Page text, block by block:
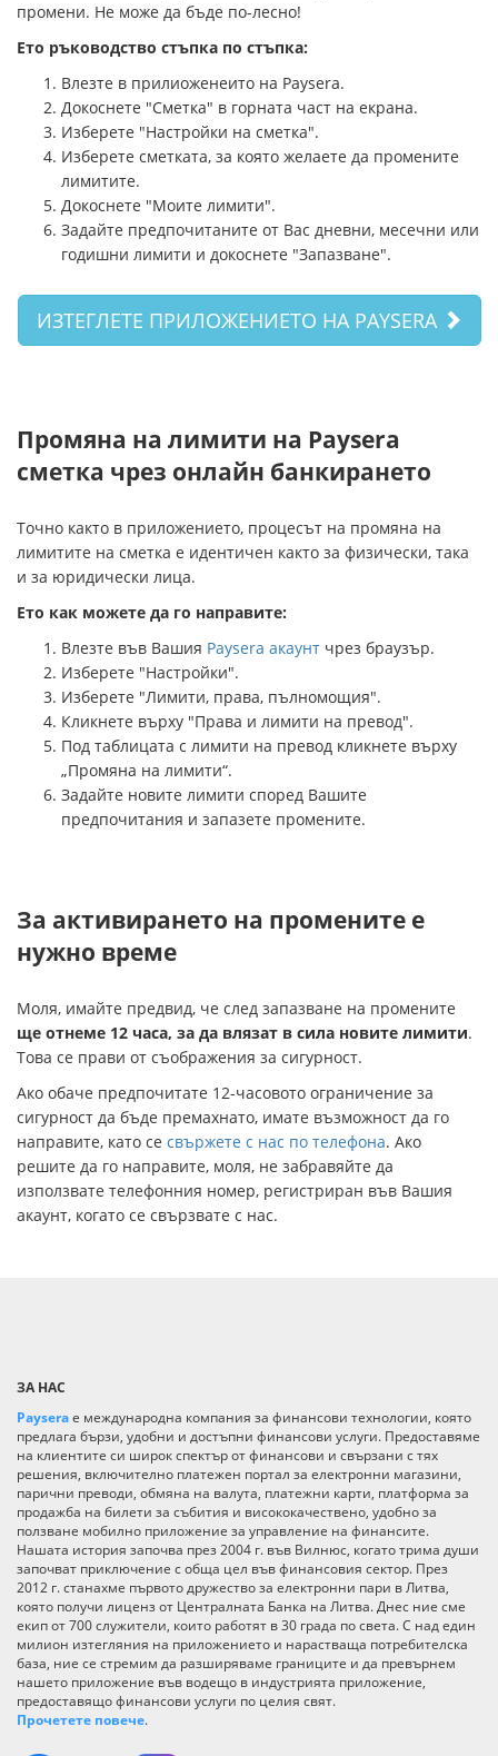
промени. Не може да бъде по-лесно!
Ето ръководство стъпка по стъпка:
Влезте в прилиоженеито на Paysera.
Докоснете "Сметка" в горната част на екрана.
Изберете "Настройки на сметка".
Изберете сметката, за която желаете да промените
лимитите.
Докоснете "Моите лимити".
Задайте предпочитаните от Вас дневни, месечни или
годишни лимити и докоснете "Запазване".
ИЗТЕГЛЕТЕ ПРИЛОЖЕНИЕТО НА PAYSERA
Промяна на лимити на Paysera
сметка чрез онлайн банкирането
Точно както в приложението, процесът на промяна на
лимитите на сметка е идентичен както за физически, така
и за юридически лица.
Ето как можете да го направите:
Влезте във Вашия Paysera акаунт чрез браузър.
Изберете "Настройки".
Изберете "Лимити, права, пълномощия".
Кликнете върху "Права и лимити на превод".
Под таблицата с лимити на превод кликнете върху
„Промяна на лимити“.
Задайте новите лимити според Вашите
предпочитания и запазете промените.
За активирането на промените е
нужно време
Моля, имайте предвид, че след запазване на промените
ще отнеме 12 часа, за да влязат в сила новите лимити.
Това се прави от съображения за сигурност.
Ако обаче предпочитате 12-часовото ограничение за
сигурност да бъде премахнато, имате възможност да го
направите, като се свържете с нас по телефона. Ако
решите да го направите, моля, не забравяйте да
използвате телефонния номер, регистриран във Вашия
акаунт, когато се свързвате с нас.
ЗА НАС
Payseraе международна компания за финансови технологии, която
предлага бързи, удобни и достъпни финансови услуги. Предоставяме
на клиентите си широк спектър от финансови и свързани с тях
решения, включително платежен портал за електронни магазини,
парични преводи, обмяна на валута, платежни карти, платформа за
продажба на билети за събития и висококачествено, удобно за
ползване мобилно приложение за управление на финансите.
Нашата история започва през 2004 г. във Вилнюс, когато трима души
започват приключение с обща цел във финансовия сектор. През
2012 г. станахме първото дружество за електронни пари в Литва,
която получи лиценз от Централната Банка на Литва. Днес ние сме
екип от 700 служители, които работят в 30 града по света. С над един
милион изтегляния на приложението и нарастваща потребителска
база, ние се стремим да разширяваме границите и да превърнем
нашето приложение във водещо в индустрията приложение,
предоставящо финансови услуги по целия свят.
Прочетете повече.